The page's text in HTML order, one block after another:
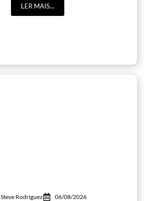
LER MAIS...
Steve Rodríguez 06/08/2026